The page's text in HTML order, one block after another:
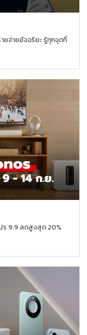
ยจ่ายอัจฉริยะ รู้ทุกจุดที่
ร 9.9 ลดสูงสุด 20%